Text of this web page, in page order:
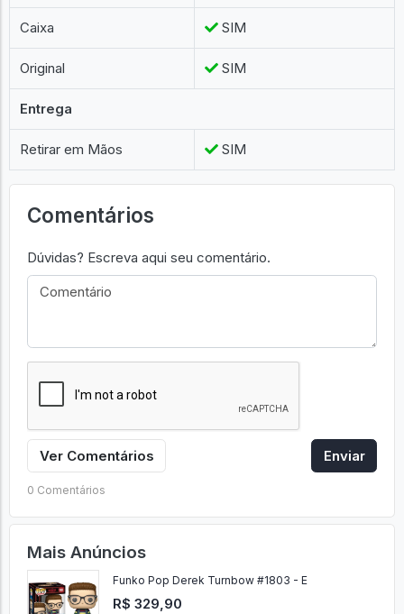
Caixa SIM
Original SIM
Entrega
Retirar em Mãos SIM
Comentários
Dúvidas? Escreva aqui seu comentário.
Ver Comentários Enviar
0 Comentários
Mais Anúncios
Funko Pop Derek Turnbow #1803 - E
R$ 329,90